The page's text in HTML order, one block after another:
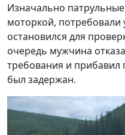
Изначально
моторкой, потребовали
остановился для
очередь мужчина
требования и прибавил
был задержан.